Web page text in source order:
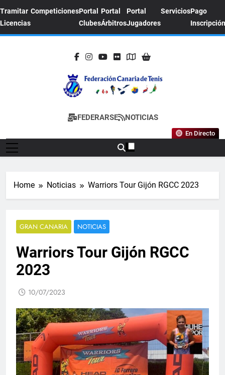
Tramitar
Licencias
CompeticionesPortal
Clubes
Portal
Árbitros
Portal
Jugadores
ServiciosPago
Inscripción
FEDERACION
CANARIA DE
TENIS
Sitio Oficial De La Federación Canaria De
FEDERARSE NOTICIAS
En Directo
Home Noticias Warriors Tour Gijón RGCC 2023
GRAN CANARIA NOTICIAS
Warriors Tour Gijón RGCC
2023
10/07/2023